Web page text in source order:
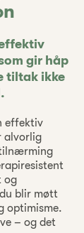
gir håp
tiltak ikke
effektiv
alvorlig
og
blir møtt
optimisme.
– og det